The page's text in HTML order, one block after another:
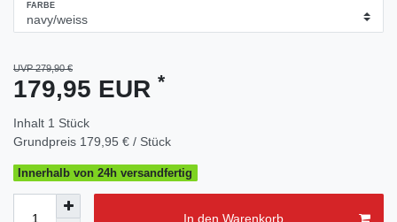
FARBE
UVP 279,90 €
179,95 EUR *
Inhalt 1 Stück
Grundpreis 179,95 € / Stück
Innerhalb von 24h versandfertig
In den Warenkorb